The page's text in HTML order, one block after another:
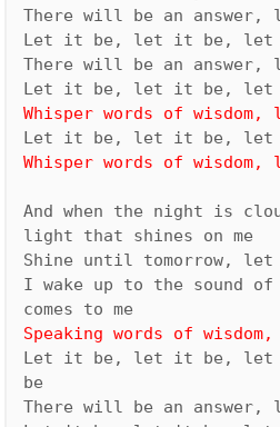
There will be an
Let it be, let it be,
There will be an
And when the night is
light that shines on me
Shine until tomorrow,
I wake up to the sound of
Let it be, let it be, let
be
There will be an